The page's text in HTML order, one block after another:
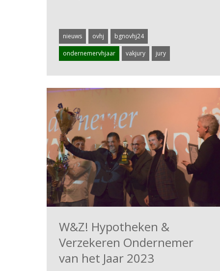
nieuws ovhj bgnovhj24
ondernemervhjaar vakjury jury
W&Z! Hypotheken &
Verzekeren Ondernemer
van het Jaar 2023